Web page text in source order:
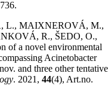
L., MAIXNEROVÁ, M.,
R., ŠEDO, O.,
of a novel environmental
Acinetobacter
and three other tentative
. 2021, 44(4), Art.no.